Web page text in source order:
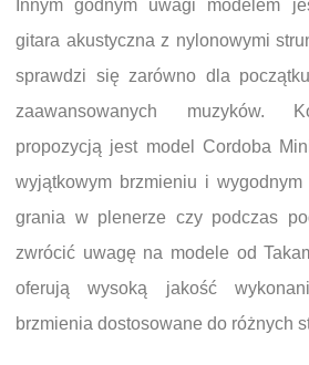
Innym godnym uwagi modelem
gitara akustyczna z nylonowymi
sprawdzi się zarówno dla
zaawansowanych muzyków.
propozycją jest model Cordoba
wyjątkowym brzmieniu i
grania w plenerze czy podczas
zwrócić uwagę na modele od
oferują wysoką jakość
brzmienia dostosowane do różnych